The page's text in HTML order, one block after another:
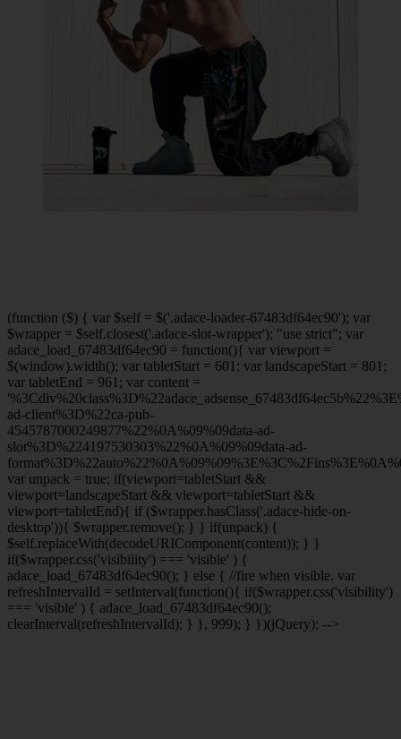
(function ($) { var $self = $('.adace-loader-67483df64ec90'); var
$wrapper = $self.closest('.adace-slot-wrapper'); "use strict"; var
adace_load_67483df64ec90 = function(){ var viewport =
$(window).width(); var tabletStart = 601; var landscapeStart = 801;
var tabletEnd = 961; var content =
ad-client%3D%22ca-pub-
4545787000249877%22%0A%09%09data-ad-
slot%3D%224197530303%22%0A%09%09data-ad-
var unpack = true; if(viewport=tabletStart &&
viewport=landscapeStart && viewport=tabletStart &&
viewport=tabletEnd){ if ($wrapper.hasClass('.adace-hide-on-
desktop')){ $wrapper.remove(); } } if(unpack) {
$self.replaceWith(decodeURIComponent(content)); } }
if($wrapper.css('visibility') === 'visible' ) {
adace_load_67483df64ec90(); } else { //fire when visible. var
refreshIntervalId = setInterval(function(){ if($wrapper.css('visibility')
=== 'visible' ) { adace_load_67483df64ec90();
clearInterval(refreshIntervalId); } }, 999); } })(jQuery); -->